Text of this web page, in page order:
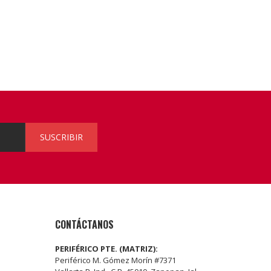
SUSCRIBIR
CONTÁCTANOS
PERIFÉRICO PTE. (MATRIZ):
Periférico M. Gómez Morín #7371